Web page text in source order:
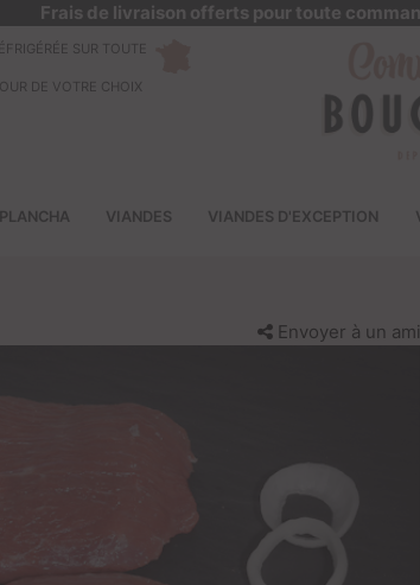
Frais de livraison offerts pour toute
SUR TOUTE
DE VOTRE CHOIX
VIANDES VIANDES D'EXCEPTION
Envoyer à un ami